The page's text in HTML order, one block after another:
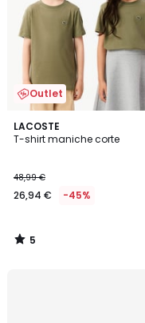
Outlet
LACOSTE
T-shirt maniche corte
48,99 €
26,94 € -45%
5
/
5
/